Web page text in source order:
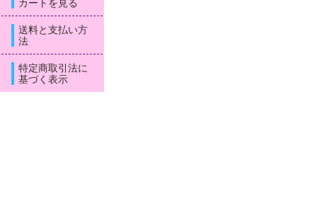
カートを見る
送料と支払い方
法
特定商取引法に
基づく表示